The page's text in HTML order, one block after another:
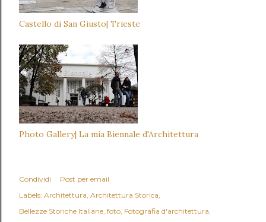
Castello di San Giusto| Trieste
Photo Gallery| La mia Biennale d'Architettura
Condividi
Post per email
Labels: Architettura Architettura Storica
Bellezze Storiche Italiane foto Fotografia d'architettura